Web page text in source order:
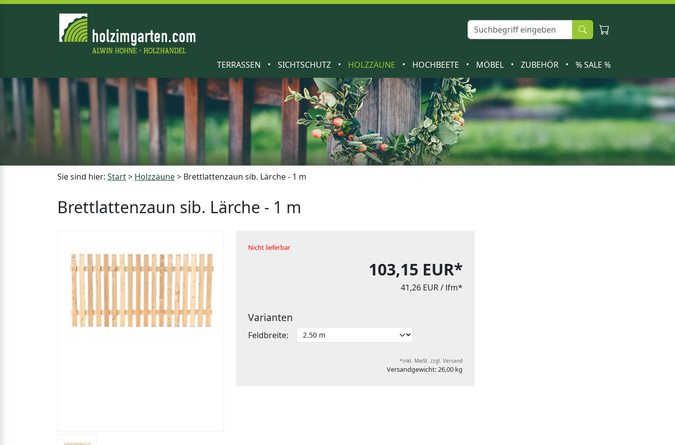
TERRASSEN • SICHTSCHUTZ • HOLZZÄUNE • HOCHBEETE • MÖBEL • ZUBEHÖR • % SALE %
Sie sind hier: Start> Holzzäune> Brettlattenzaun sib. Lärche - 1 m
Brettlattenzaun sib. Lärche - 1 m
Nicht lieferbar
103,15 EUR*
41,26 EUR/ lfm*
Varianten
Feldbreite:
*inkl. MwSt. zzgl. Versand
Versandgewicht: 26,00 kg